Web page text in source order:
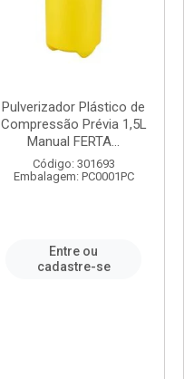
Pulverizador Plástico de
Compressão Prévia 1,5L
Manual FERTA...
Código: 301693
Embalagem: PC0001PC
Entre ou
cadastre-se